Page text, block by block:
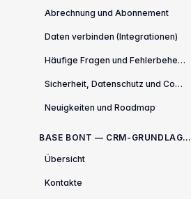
Abrechnung und Abonnement
Daten verbinden (Integrationen)
Häufige Fragen und Fehlerbehebung
Sicherheit, Datenschutz und Compliance
Neuigkeiten und Roadmap
BASE BONT — CRM-GRUNDLAGEN
Übersicht
Kontakte